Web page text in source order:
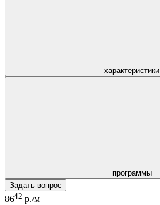
характеристики
программы
Задать вопрос
8642 р./м